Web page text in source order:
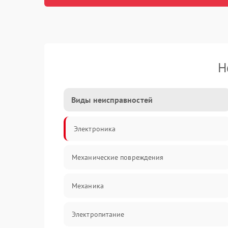
Виды неисправностей
Электроника
Механические повреждения
Механика
Электропитание